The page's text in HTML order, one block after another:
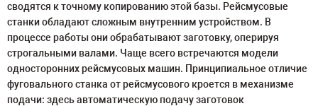
сводятся к точному копированию этой базы. Рейсмусовые
станки обладают сложным внутренним устройством. В
процессе работы они обрабатывают заготовку, оперируя
строгальными валами. Чаще всего встречаются модели
односторонних рейсмусовых машин. Принципиальное отличие
фуговального станка от рейсмусового кроется в механизме
подачи: здесь автоматическую подачу заготовок